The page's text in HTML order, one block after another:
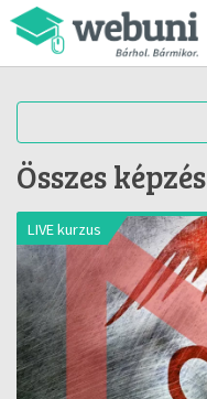
Összes képzés
LIVE kurzus